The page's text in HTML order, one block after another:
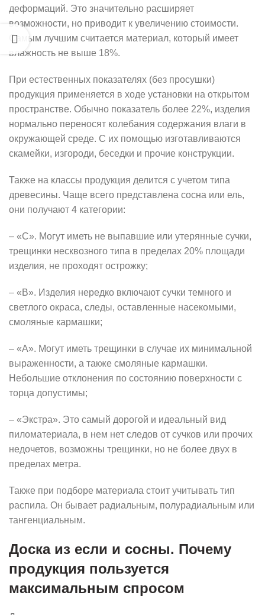
деформаций. Это значительно расширяет
возможности, но приводит к увеличению стоимости.
Самым лучшим считается материал, который имеет
влажность не выше 18%.
При естественных показателях (без просушки)
продукция применяется в ходе установки на открытом
пространстве. Обычно показатель более 22%, изделия
нормально переносят колебания содержания влаги в
окружающей среде. С их помощью изготавливаются
скамейки, изгороди, беседки и прочие конструкции.
Также на классы продукция делится с учетом типа
древесины. Чаще всего представлена сосна или ель,
они получают 4 категории:
– «C». Могут иметь не выпавшие или утерянные сучки,
трещинки несквозного типа в пределах 20% площади
изделия, не проходят острожку;
– «B». Изделия нередко включают сучки темного и
светлого окраса, следы, оставленные насекомыми,
смоляные кармашки;
– «А». Могут иметь трещинки в случае их минимальной
выраженности, а также смоляные кармашки.
Небольшие отклонения по состоянию поверхности с
торца допустимы;
– «Экстра». Это самый дорогой и идеальный вид
пиломатериала, в нем нет следов от сучков или прочих
недочетов, возможны трещинки, но не более двух в
пределах метра.
Также при подборе материала стоит учитывать тип
распила. Он бывает радиальным, полурадиальным или
тангенциальным.
Доска из если и сосны. Почему
продукция пользуется
максимальным спросом